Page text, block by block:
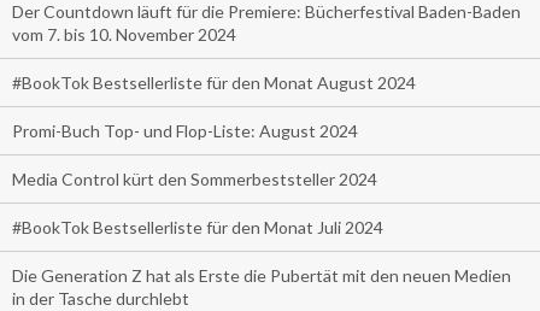
Der Countdown läuft für die Premiere: Bücherfestival Baden-Baden
vom 7. bis 10. November 2024
#BookTok Bestsellerliste für den Monat August 2024
Promi-Buch Top- und Flop-Liste: August 2024
Media Control kürt den Sommerbeststeller 2024
#BookTok Bestsellerliste für den Monat Juli 2024
Die Generation Z hat als Erste die Pubertät mit den neuen Medien
in der Tasche durchlebt